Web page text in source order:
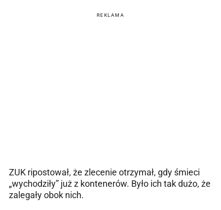
REKLAMA
ZUK ripostował, że zlecenie otrzymał, gdy śmieci
„wychodziły” już z kontenerów. Było ich tak dużo, że
zalegały obok nich.